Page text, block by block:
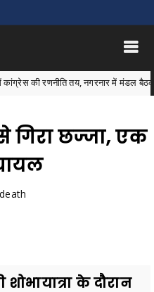
रणनीति तय, नगरनार में मंडल बैठक संपन्न
गिरा छज्जा, एक
death
के दौरान